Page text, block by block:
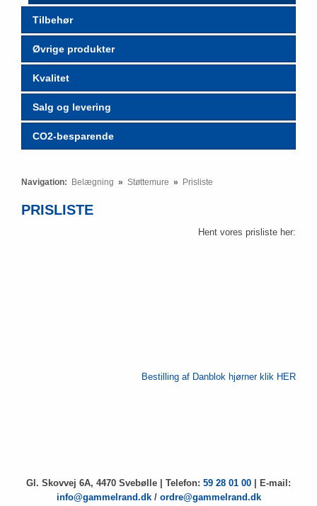
Tilbehør
Øvrige produkter
Kvalitet
Salg og levering
CO2-besparende
Navigation: Belægning » Støttemure » Prisliste
PRISLISTE
Hent vores prisliste ​her:​​
Bestilling af Danblok hjørner klik HER
Gl. Skovvej 6A, 4470 Svebølle | Telefon: 59 28 01 00 | E-mail:
info@gammelrand.dk / ordre@gammelrand.dk